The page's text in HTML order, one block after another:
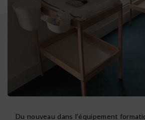
Du nouveau dans l’équipement